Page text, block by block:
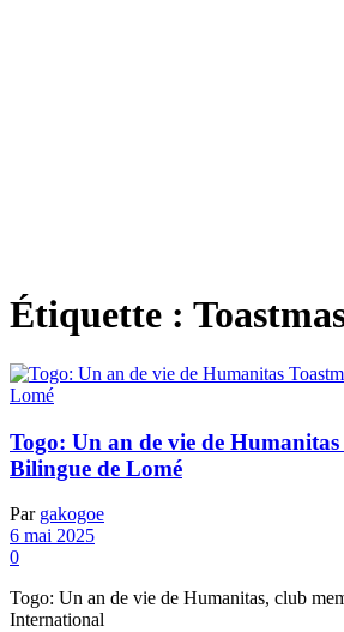
Étiquette :
Togo: Un an de vie de
Bilingue de Lomé
Par gakogoe
6 mai 2025
0
Togo: Un an de vie de Humanitas, club
International